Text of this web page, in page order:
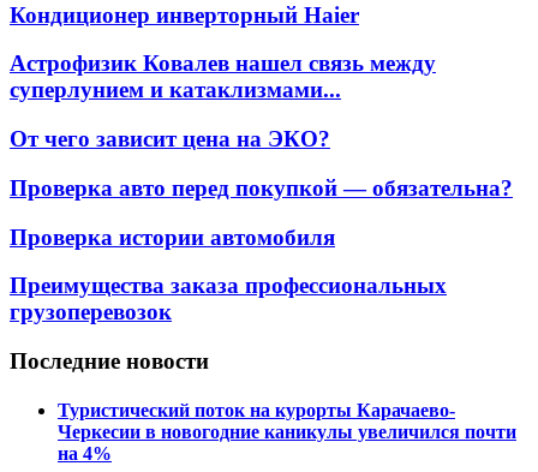
Кондиционер инверторный Haier
Астрофизик Ковалев нашел связь между
суперлунием и катаклизмами...
От чего зависит цена на ЭКО?
Проверка авто перед покупкой — обязательна?
Проверка истории автомобиля
Преимущества заказа профессиональных
грузоперевозок
Последние новости
Туристический поток на курорты Карачаево-
Черкесии в новогодние каникулы увеличился почти
на 4%